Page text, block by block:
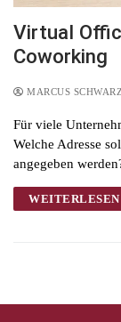
Virtual
Coworking
MARCUS
Für viele
Welche Adresse
angegeben
WEITERLESEN